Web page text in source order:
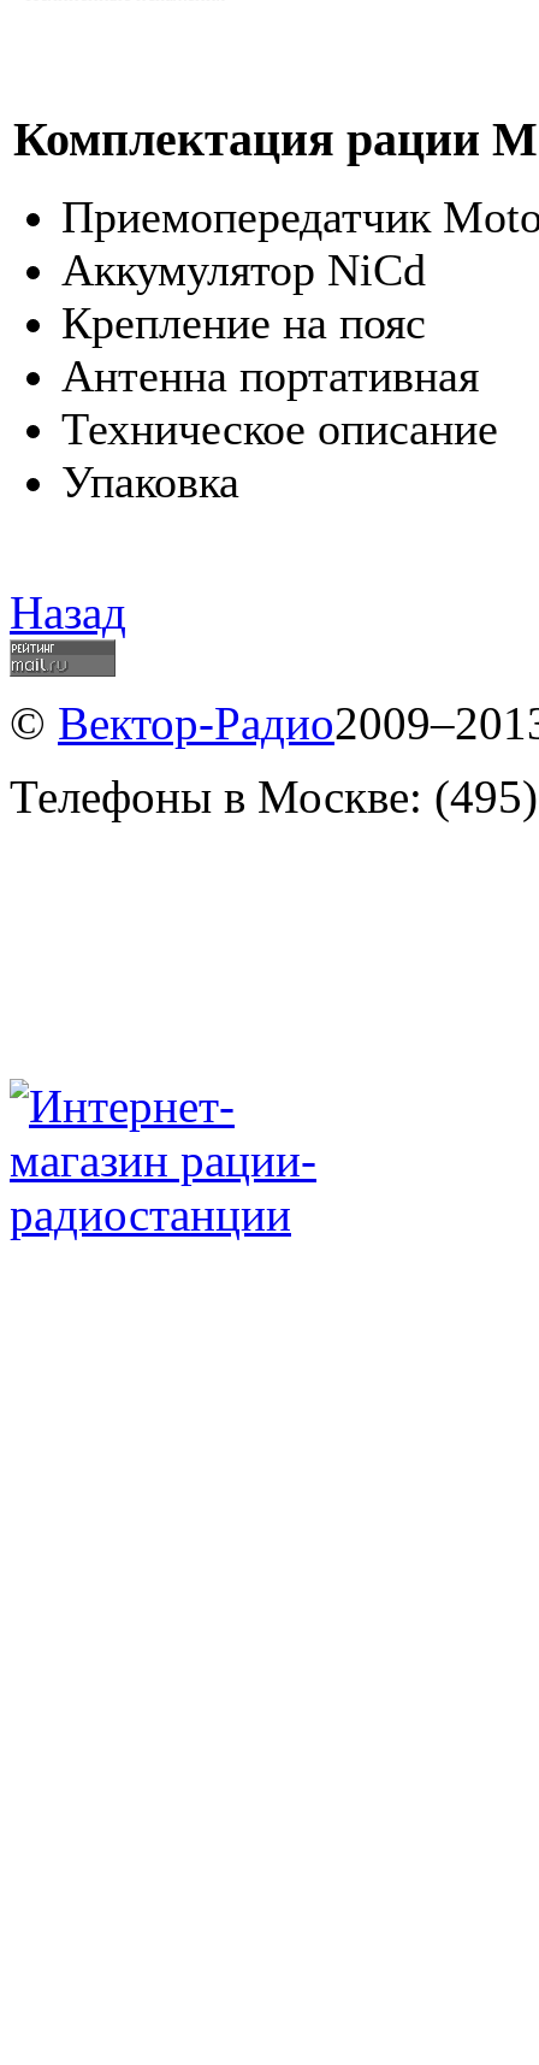
Комплектация рации
Приемопередатчик
Аккумулятор NiCd
Крепление на пояс
Антенна портативная
Техническое описание
Упаковка
Назад
© Вектор-Радио
Телефоны в Москве: